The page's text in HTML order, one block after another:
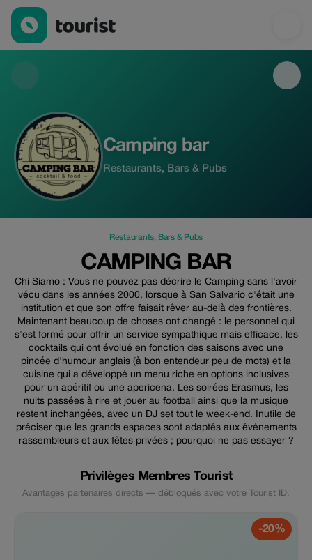
Camping bar — Restaurants | Up to 20% off | Tourist
Camping bar
Restaurants, Bars & Pubs
Restaurants, Bars & Pubs
CAMPING BAR
Chi Siamo : Vous ne pouvez pas décrire le Camping sans l'avoir
vécu dans les années 2000, lorsque à San Salvario c'était une
institution et que son offre faisait rêver au-delà des frontières.
Maintenant beaucoup de choses ont changé : le personnel qui
s'est formé pour offrir un service sympathique mais efficace, les
cocktails qui ont évolué en fonction des saisons avec une
pincée d'humour anglais (à bon entendeur peu de mots) et la
cuisine qui a développé un menu riche en options inclusives
pour un apéritif ou une apericena. Les soirées Erasmus, les
nuits passées à rire et jouer au football ainsi que la musique
restent inchangées, avec un DJ set tout le week-end. Inutile de
préciser que les grands espaces sont adaptés aux événements
rassembleurs et aux fêtes privées ; pourquoi ne pas essayer ?
Privilèges Membres Tourist
Avantages partenaires directs — débloqués avec votre Tourist ID.
-20%